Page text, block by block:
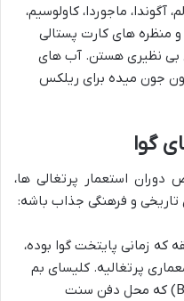
آگوندا، ماجوردا، کاولوسیم،
و منظره های کارت پستالی
بی نظیری هستن. آب های
جون میده برای ریلکس
گوا
استعمار پرتغالی ها،
تاریخی و فرهنگی جذاب باشه:
که زمانی پایتخت گوا بوده،
پرتغالیه. کلیسای بم
ژزوس (Basilica of Bom Jesus) که محل دفن سنت